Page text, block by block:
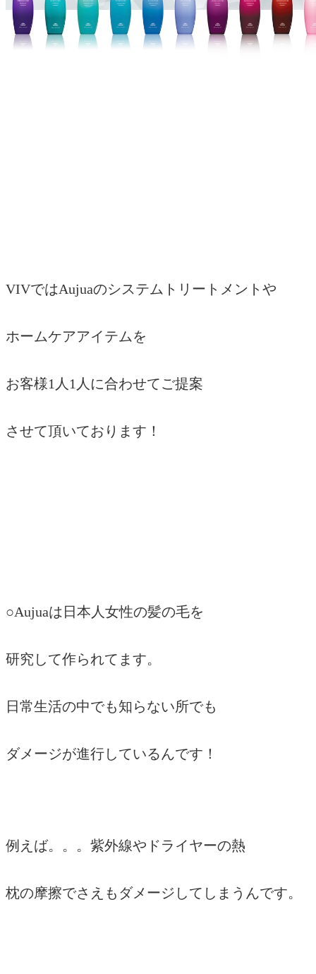
VIVではAujuaのシステムトリートメントや
ホームケアアイテムを
お客様1人1人に合わせてご提案
させて頂いております！
○Aujuaは日本人女性の髪の毛を
研究して作られてます。
日常生活の中でも知らない所でも
ダメージが進行しているんです！
例えば。。。紫外線やドライヤーの熱
枕の摩擦でさえもダメージしてしまうんです。